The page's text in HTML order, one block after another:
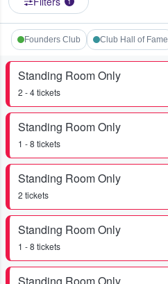
Founders Club Club Hall of Fame
Standing Room Only
2 - 4 tickets
Standing Room Only
1 - 8 tickets
Standing Room Only
2 tickets
Standing Room Only
1 - 8 tickets